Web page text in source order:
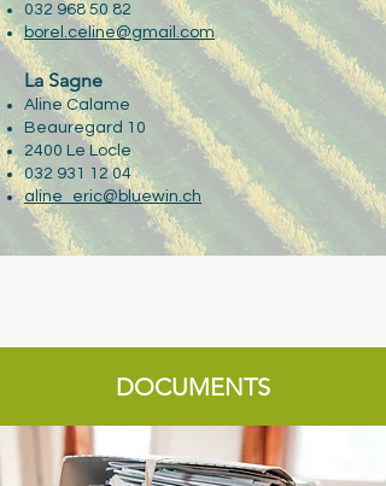
032 968 50 82
borel.celine@gmail.com
La Sagne
Aline Calame
Beauregard 10
2400 Le Locle
032 931 12 04
aline_eric@bluewin.ch
DOCUMENTS